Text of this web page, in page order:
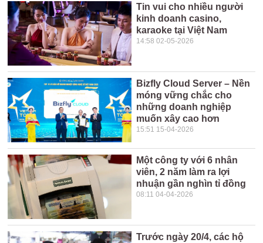
Tin vui cho nhiều người
kinh doanh casino,
karaoke tại Việt Nam
14:58 02-05-2026
Bizfly Cloud Server – Nền
móng vững chắc cho
những doanh nghiệp
muốn xây cao hơn
15:51 15-04-2026
Một công ty với 6 nhân
viên, 2 năm làm ra lợi
nhuận gần nghìn tỉ đồng
08:11 04-04-2026
Trước ngày 20/4, các hộ